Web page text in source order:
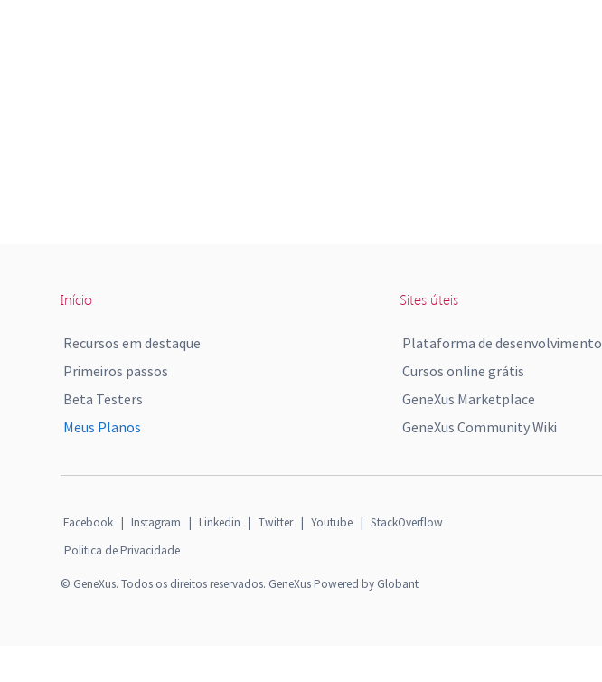
Início
Recursos em destaque
Primeiros passos
Beta Testers
Meus Planos
Sites úteis
Plataforma de desenvolvimento
Cursos online grátis
GeneXus Marketplace
GeneXus Community Wiki
Facebook | Instagram | Linkedin | Twitter | Youtube | StackOverflow
Politica de Privacidade
© GeneXus. Todos os direitos reservados. GeneXus Powered by Globant